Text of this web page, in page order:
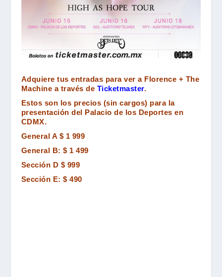
Adquiere tus entradas para ver a Florence + The
Machine a través de Ticketmaster.
Estos son los precios (sin cargos) para la
presentación del Palacio de los Deportes en
CDMX.
General A $ 1 999
General B: $ 1 499
Sección D $ 999
Sección E: $ 490